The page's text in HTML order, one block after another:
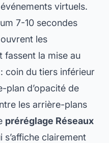
virtuels.
7-10 secondes
les
fassent la mise au
coin du tiers inférieur
plan d’opacité de
les arrière-plans
préréglage Réseaux
clairement